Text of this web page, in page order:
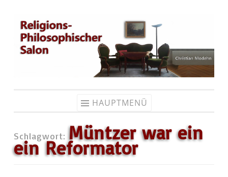
Zum
Inhalt
springen
HAUPTMENÜ
Schlagwort: Müntzer war ein
ein Reformator